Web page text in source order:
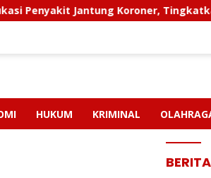
Jantung Koroner, Tingkatkan
HUKUM KRIMINAL